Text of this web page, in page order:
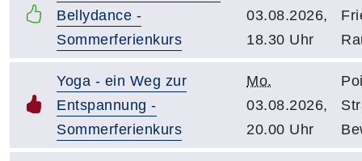
Bellydance -
Sommerferienkurs
03.08.2026,
18.30 Uhr
Yoga - ein Weg zur
Entspannung -
Sommerferienkurs
Mo.
03.08.2026,
20.00 Uhr